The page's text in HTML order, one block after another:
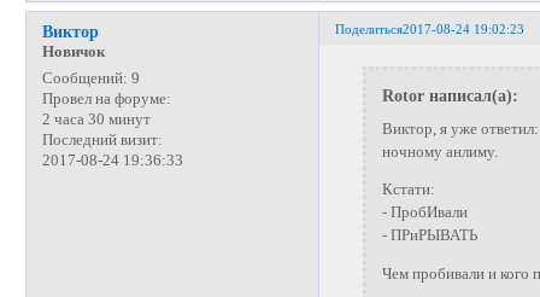
Поделиться2017-08-24 19:02:23
Виктор
Новичок
Сообщений: 9
Провел на форуме:
2 часа 30 минут
Последний визит:
2017-08-24 19:36:33
Rotor написал(а):
Виктор, я уже
ночному анлиму.
Кстати:
- ПробИвали
- ПРиРЫВАТЬ
Чем пробивали и кого